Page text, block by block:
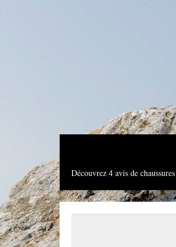
Découvrez 4 avis de